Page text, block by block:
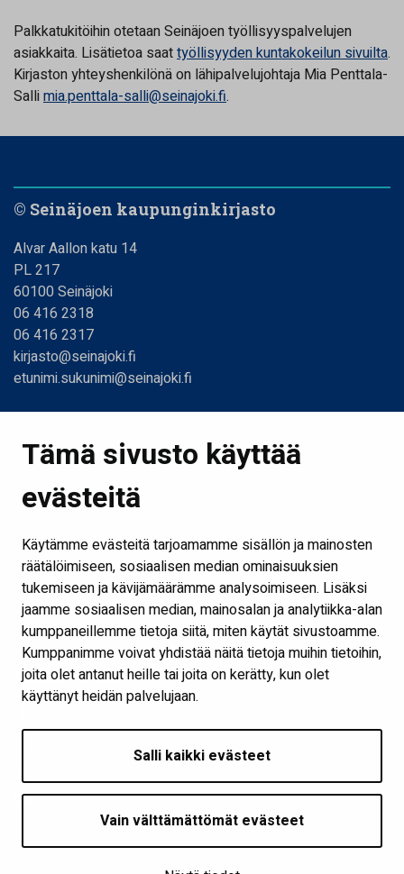
Tämä sivusto käyttää
evästeitä
Käytämme evästeitä tarjoamamme sisällön ja mainosten
räätälöimiseen, sosiaalisen median ominaisuuksien
tukemiseen ja kävijämäärämme analysoimiseen. Lisäksi
jaamme sosiaalisen median, mainosalan ja analytiikka-alan
kumppaneillemme tietoja siitä, miten käytät sivustoamme.
Kumppanimme voivat yhdistää näitä tietoja muihin tietoihin,
joita olet antanut heille tai joita on kerätty, kun olet
käyttänyt heidän palvelujaan.
Salli kaikki evästeet
Vain välttämättömät evästeet
Palkkatukitöihin otetaan Seinäjoen työllisyyspalvelujen
asiakkaita. Lisätietoa saattyöllisyyden kuntakokeilun sivuilta.
Kirjaston yhteyshenkilönä on lähipalvelujohtaja Mia Penttala-
Sallimia.penttala-salli@seinajoki.fi.
© Seinäjoen kaupunginkirjasto
Alvar Aallon katu 14
PL 217
60100 Seinäjoki
06 416 2318
06 416 2317
kirjasto@seinajoki.fi
etunimi.sukunimi@seinajoki.fi
Kirjastot ja aukioloajat
Ota yhteyttä
Verkkokirjasto
Kaikki kirjaston some-kanavat
Näytä evästeasetukseni
Seuraa meitä